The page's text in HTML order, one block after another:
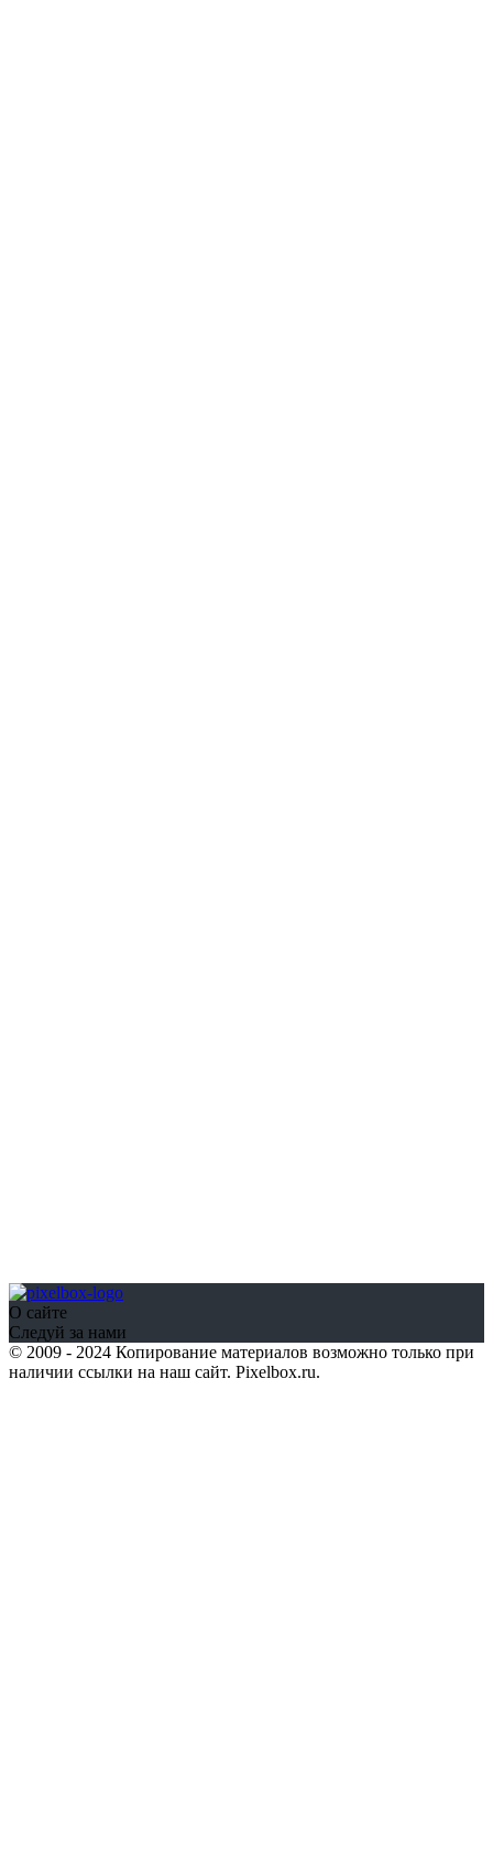
О сайте
Следуй за нами
© 2009 - 2024 Копирование материалов возможно только при
наличии ссылки на наш сайт. Pixelbox.ru.